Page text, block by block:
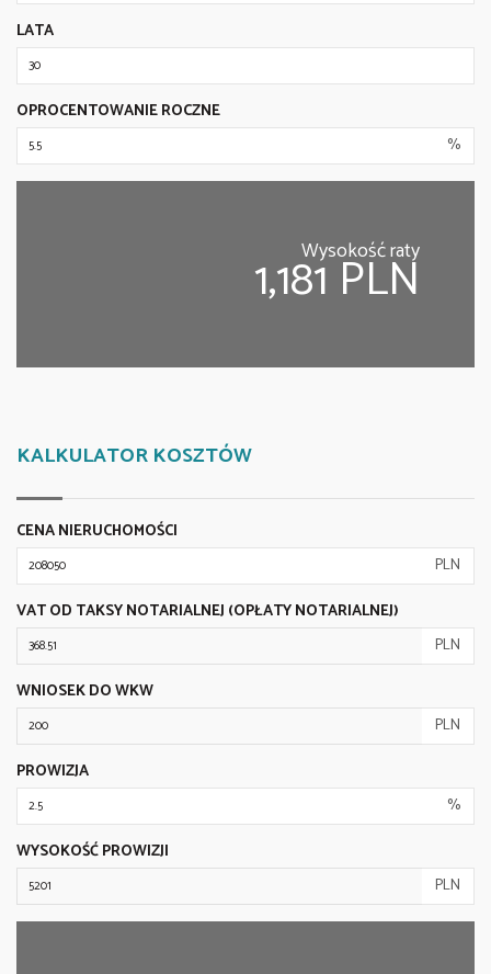
LATA
OPROCENTOWANIE ROCZNE
%
Wysokość raty
1,181 PLN
KALKULATOR KOSZTÓW
CENA NIERUCHOMOŚCI
PLN
VAT OD TAKSY NOTARIALNEJ (OPŁATY NOTARIALNEJ)
PLN
WNIOSEK DO WKW
PLN
PROWIZJA
%
WYSOKOŚĆ PROWIZJI
PLN